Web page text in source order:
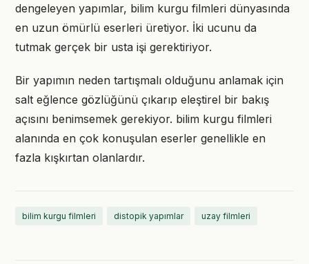
dengeleyen yapımlar, bilim kurgu filmleri dünyasında
en uzun ömürlü eserleri üretiyor. İki ucunu da
tutmak gerçek bir usta işi gerektiriyor.
Bir yapımın neden tartışmalı olduğunu anlamak için
salt eğlence gözlüğünü çıkarıp eleştirel bir bakış
açısını benimsemek gerekiyor. bilim kurgu filmleri
alanında en çok konuşulan eserler genellikle en
fazla kışkırtan olanlardır.
bilim kurgu filmleri distopik yapımlar uzay filmleri